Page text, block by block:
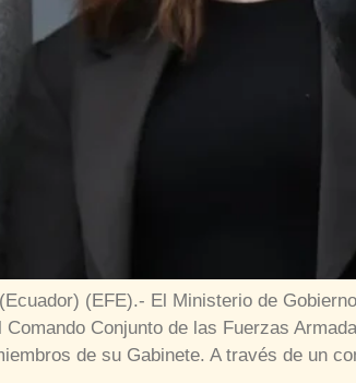
(EFE).- El Ministerio de
Comando Conjunto de las Fuerzas
de su Gabinete. A través de un